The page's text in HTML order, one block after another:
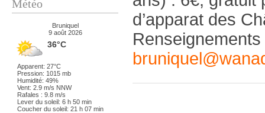
Météo
Bruniquel
9 août 2026
36°C
Apparent: 27°C
Pression: 1015 mb
Humidité: 49%
Vent: 2.9 m/s NNW
Rafales : 9.8 m/s
Lever du soleil: 6 h 50 min
Coucher du soleil: 21 h 07 min
d’apparat des